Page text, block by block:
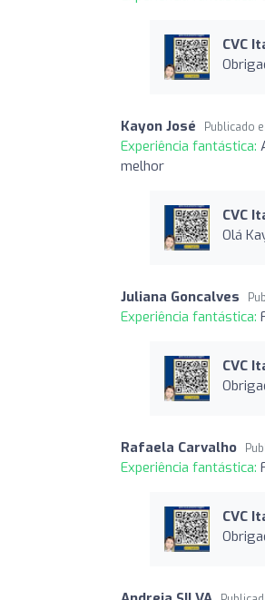
CVC
Kayon José Publicado
Experiência fantástica:
melhor
CVC
Olá
Juliana Goncalves
Experiência fantástica:
CVC
Rafaela Carvalho
Experiência fantástica:
CVC